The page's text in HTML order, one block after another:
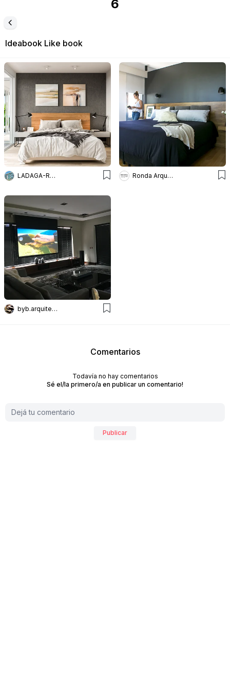
6
Ideabook Like book
LADAGA-RUARTE-Pinamar Ronda Arquitectura
byb.arquitectas
Comentarios
Todavía no hay comentarios
Sé el/la primero/a en publicar un comentario!
Publicar